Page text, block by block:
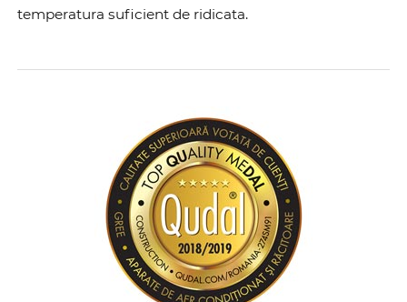
temperatura suficient de ridicata.